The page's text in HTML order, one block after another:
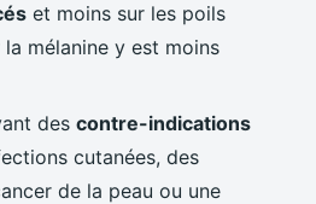
et moins sur les poils
mélanine y est moins
des contre-indications
cutanées, des
de la peau ou une